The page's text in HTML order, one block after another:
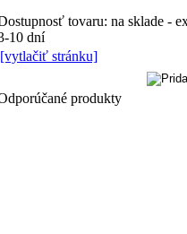
tovaru: na sklade -
10 dní
[vytlačiť stránku]
produkty